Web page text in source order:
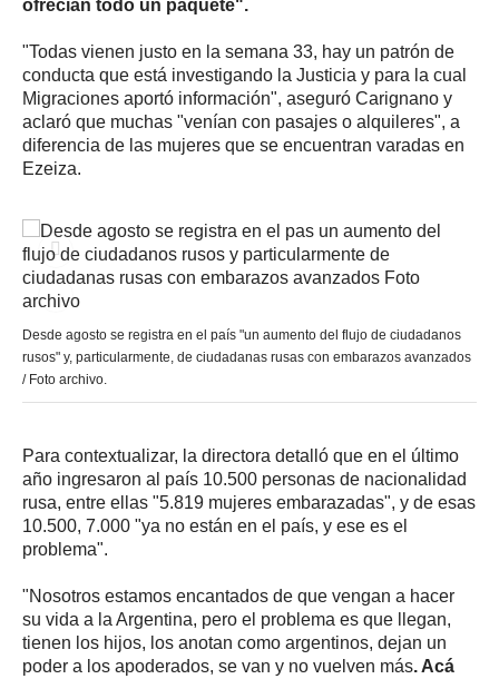
ofrecían todo un paquete".
"Todas vienen justo en la semana 33, hay un patrón de
conducta que está investigando la Justicia y para la cual
Migraciones aportó información", aseguró Carignano y
aclaró que muchas "venían con pasajes o alquileres", a
diferencia de las mujeres que se encuentran varadas en
Ezeiza.
Desde agosto se registra en el país "un aumento del flujo de ciudadanos
rusos" y, particularmente, de ciudadanas rusas con embarazos avanzados
/ Foto archivo.
Para contextualizar, la directora detalló que en el último
año ingresaron al país 10.500 personas de nacionalidad
rusa, entre ellas "5.819 mujeres embarazadas", y de esas
10.500, 7.000 "ya no están en el país, y ese es el
problema".
"Nosotros estamos encantados de que vengan a hacer
su vida a la Argentina, pero el problema es que llegan,
tienen los hijos, los anotan como argentinos, dejan un
poder a los apoderados, se van y no vuelven más. Acá